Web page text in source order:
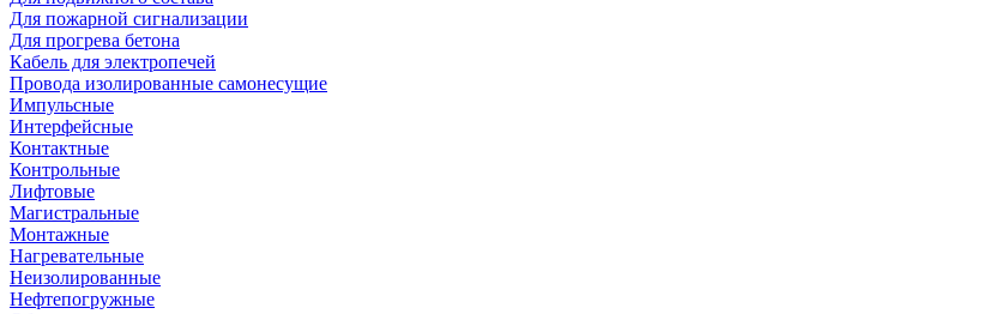
Для пожарной сигнализации
Для прогрева бетона
Кабель для электропечей
Провода изолированные самонесущие
Импульсные
Интерфейсные
Контактные
Контрольные
Лифтовые
Магистральные
Монтажные
Нагревательные
Неизолированные
Нефтепогружные